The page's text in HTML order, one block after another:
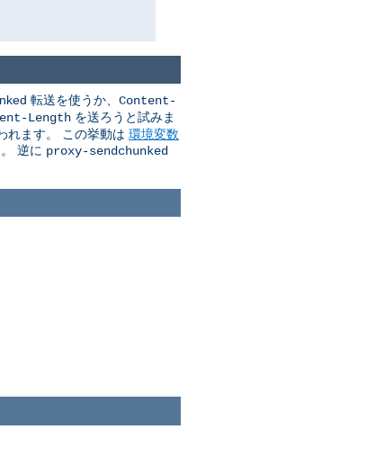
転送を使うか、 Content-
Length を送ろうと試みま
れます。 この挙動は 環境変数
逆に proxy-sendchunked